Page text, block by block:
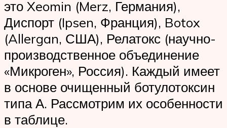
это Xeomin (Merz, Германия),
Диспорт (Ipsen, Франция), Botox
(Allergan, США), Релатокс (научно-
производственное объединение
«Микроген», Россия). Каждый имеет
в основе очищенный ботулотоксин
типа А. Рассмотрим их особенности
в таблице.